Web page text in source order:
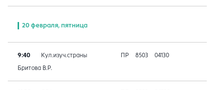
20 февраля, пятница
9:40 Кул.изуч.страны ПР 8503 04130
Бритова В.Р.